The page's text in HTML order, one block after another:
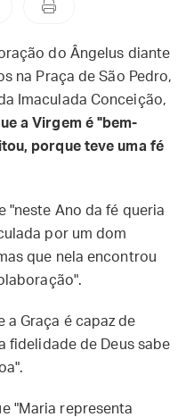
do Ângelus diante
na Praça de São Pedro,
Imaculada Conceição,
a Virgem é "bem-
porque teve uma fé
"neste Ano da fé queria
por um dom
que nela encontrou
a Graça é capaz de
fidelidade de Deus sabe
"Maria representa